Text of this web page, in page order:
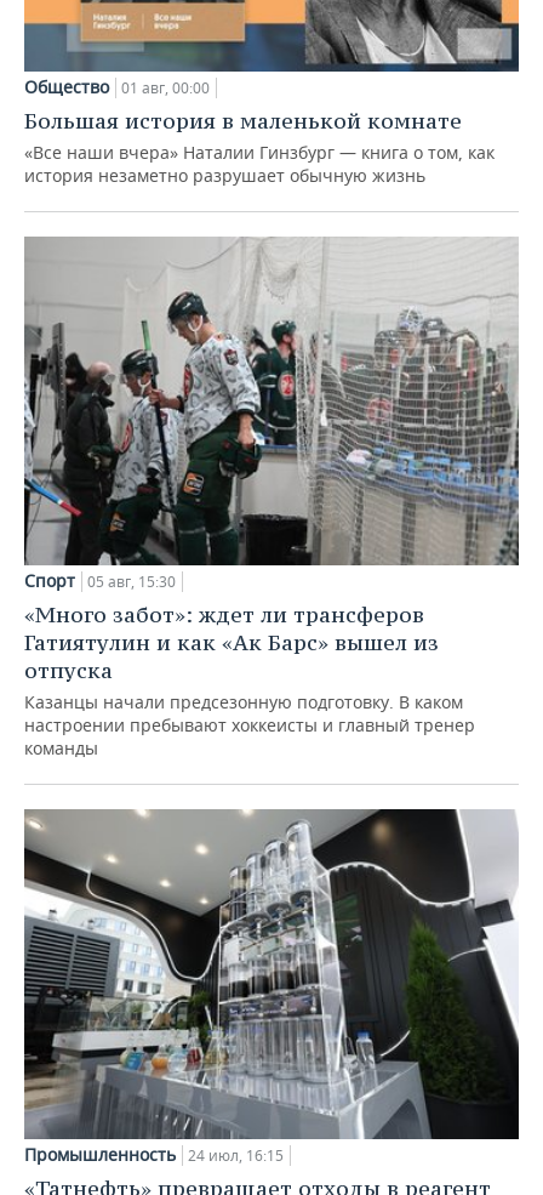
Общество 01 авг, 00:00
Большая история в маленькой комнате
«Все наши вчера» Наталии Гинзбург — книга о том, как
история незаметно разрушает обычную жизнь
Спорт 05 авг, 15:30
«Много забот»: ждет ли трансферов
Гатиятулин и как «Ак Барс» вышел из
отпуска
Казанцы начали предсезонную подготовку. В каком
настроении пребывают хоккеисты и главный тренер
команды
Промышленность 24 июл, 16:15
«Татнефть» превращает отходы в реагент